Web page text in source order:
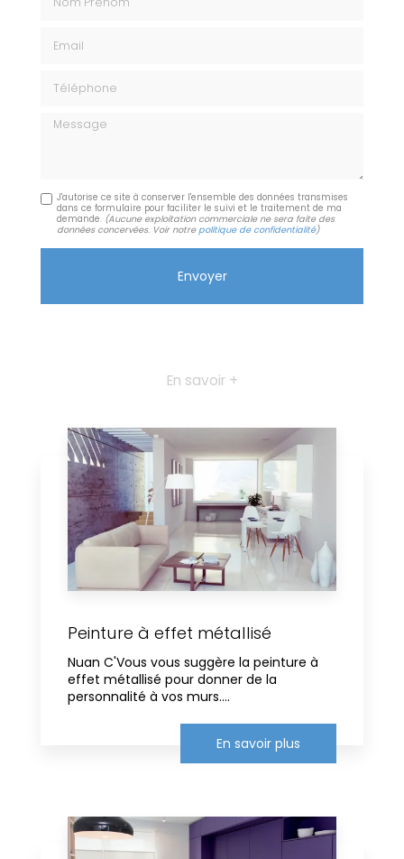
Message
J'autorise ce site à conserver l'ensemble des données transmises
dans ce formulaire pour faciliter le suivi et le traitement de ma
demande. (Aucune exploitation commerciale ne sera faite des
données concervées. Voir notre politique de confidentialité)
En savoir +
Peinture à effet métallisé
Nuan C'Vous vous suggère la peinture à
effet métallisé pour donner de la
personnalité à vos murs....
En savoir plus